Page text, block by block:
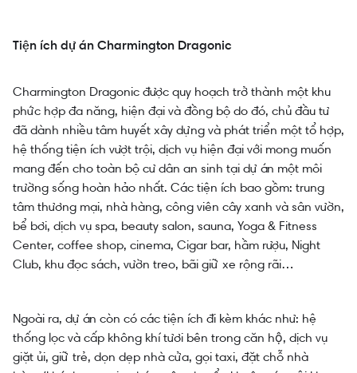
Tiện ích dự án Charmington Dragonic
Charmington Dragonic được quy hoạch trở thành một khu
phức hợp đa năng, hiện đại và đồng bộ do đó, chủ đầu tư
đã dành nhiều tâm huyết xây dựng và phát triển một tổ hợp,
hệ thống tiện ích vượt trội, dịch vụ hiện đại với mong muốn
mang đến cho toàn bộ cư dân an sinh tại dự án một môi
trường sống hoàn hảo nhất. Các tiện ích bao gồm: trung
tâm thương mại, nhà hàng, công viên cây xanh và sân vườn,
bể bơi, dịch vụ spa, beauty salon, sauna, Yoga & Fitness
Center, coffee shop, cinema, Cigar bar, hầm rượu, Night
Club, khu đọc sách, vườn treo, bãi giữ xe rộng rãi…
Ngoài ra, dự án còn có các tiện ích đi kèm khác như: hệ
thống lọc và cấp không khí tươi bên trong căn hộ, dịch vụ
giặt ủi, giữ trẻ, dọn dẹp nhà cửa, gọi taxi, đặt chỗ nhà